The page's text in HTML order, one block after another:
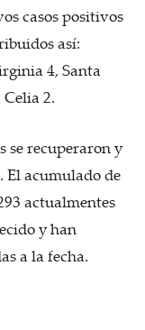
casos positivos
así:
4, Santa
Celia 2.
se recuperaron y
acumulado de
actualmentes
y han
a la fecha.